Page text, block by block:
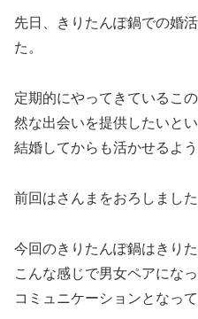
先日、きりたんぽ鍋での婚
た。
定期的にやってきているこ
然な出会いを提供したいと
結婚してからも活かせるよ
前回はさんまをおろしまし
今回のきりたんぽ鍋はきりた
こんな感じで男女ペアにな
コミュニケーションとなっ